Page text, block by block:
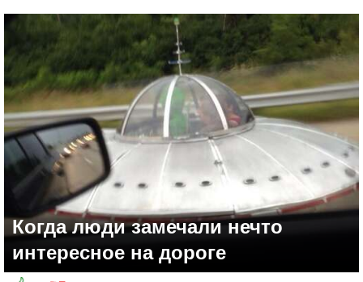
Когда люди замечали нечто
интересное на дороге